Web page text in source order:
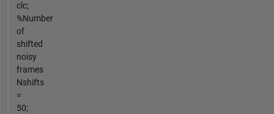
clc;
%Number
of
shifted
noisy
frames
Nshifts
=
50;